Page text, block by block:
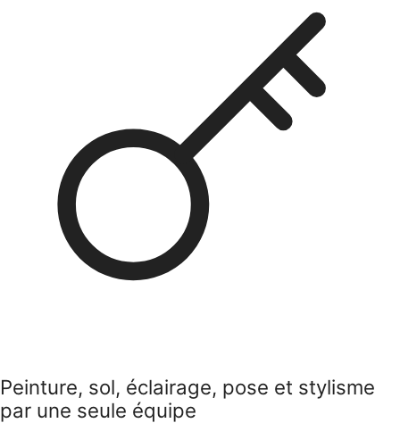
Peinture, sol, éclairage, pose et stylisme
par une seule équipe